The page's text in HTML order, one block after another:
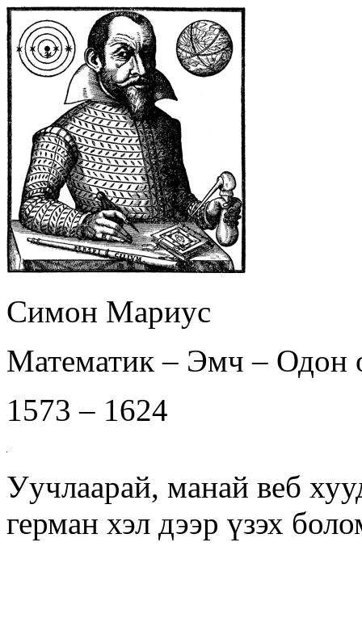
Симон Мариус
Математик – Эмч – Одон
1573 – 1624
Уучлаарай, манай веб
герман хэл дээр үзэх